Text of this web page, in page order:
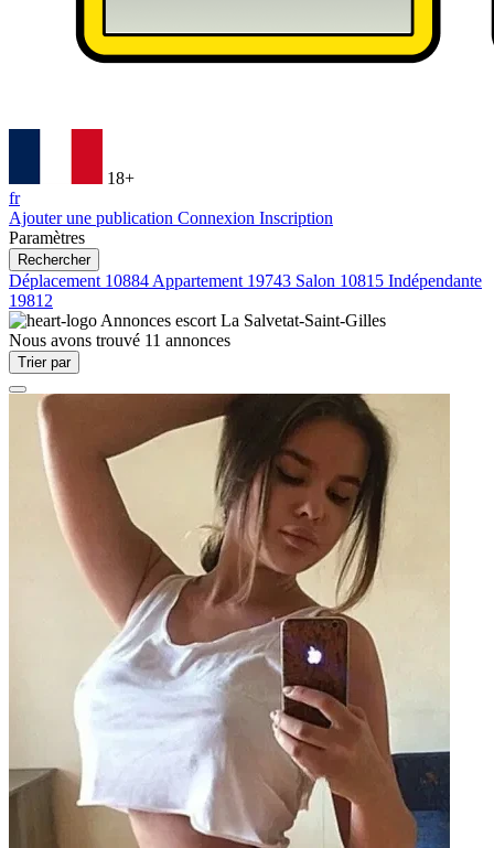
18+
fr
Ajouter une publication Connexion Inscription
Paramètres
Rechercher
Déplacement 10884 Appartement 19743 Salon 10815 Indépendante
19812
Annonces escort La Salvetat-Saint-Gilles
Nous avons trouvé 11 annonces
Trier par